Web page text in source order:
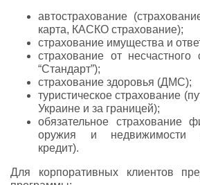
автострахование
карта, КАСКО страхование);
страхование имущества и
страхование от несчастного
“Стандарт”);
страхование здоровья (ДМС);
туристическое страхование
Украине и за границей);
обязательное страхование
оружия и недвижимости
кредит).
Для корпоративных клиентов